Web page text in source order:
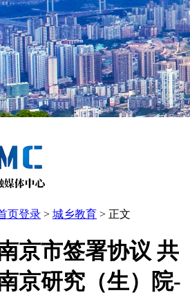
页登录 > 城乡教育 > 正文
京市签署协议 共
京研究（生）院-